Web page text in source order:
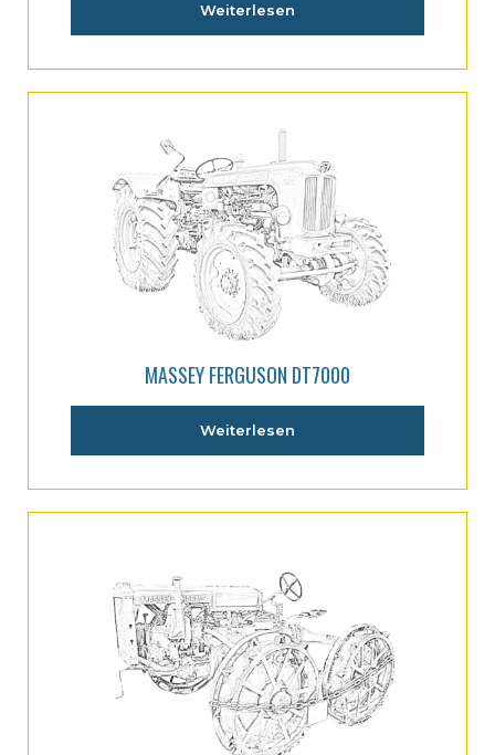
Weiterlesen
MASSEY FERGUSON DT7000
Weiterlesen